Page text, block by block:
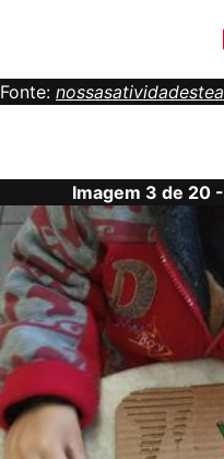
Fonte: nossasatividadestea
Imagem 3 de 20 -